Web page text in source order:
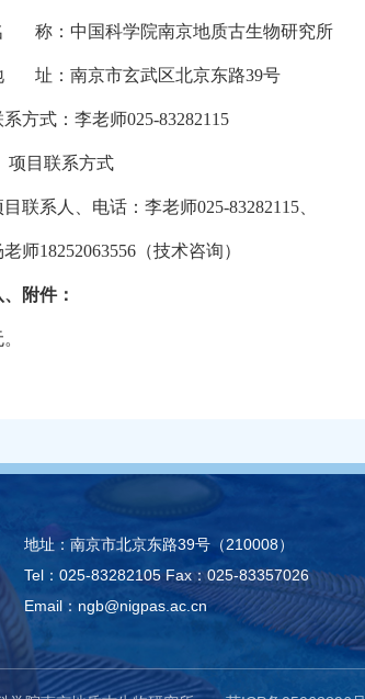
称：中国科学院南京地质古生物研究所
址：南京市玄武区北京东路39号
系方式：李老师025-83282115
项目联系方式
联系人、电话：李老师025-83282115、
师18252063556（技术咨询）
附件：
地址：南京市北京东路39号（210008）
Tel：025-83282105 Fax：025-83357026
Email：ngb@nigpas.ac.cn